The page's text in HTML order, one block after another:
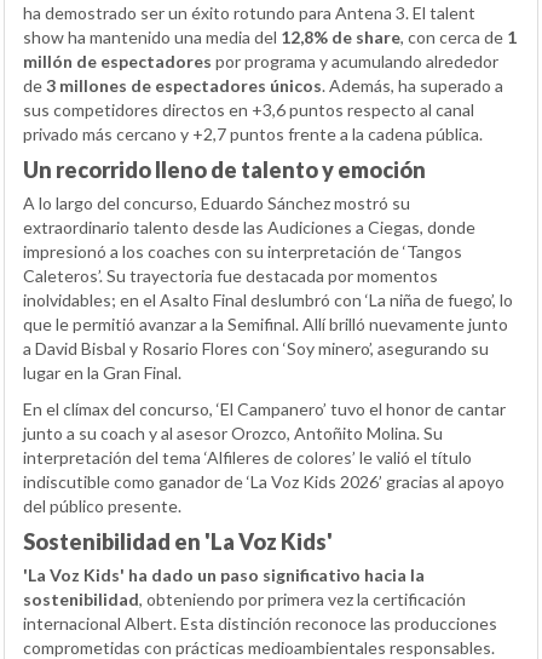
ha demostrado ser un éxito rotundo para Antena 3. El talent
show ha mantenido una media del 12,8% de share, con cerca de 1
millón de espectadores por programa y acumulando alrededor
de3 millones de espectadores únicos. Además, ha superado a
sus competidores directos en +3,6 puntos respecto al canal
privado más cercano y +2,7 puntos frente a la cadena pública.
Un recorrido lleno de talento y emoción
A lo largo del concurso, Eduardo Sánchez mostró su
extraordinario talento desde las Audiciones a Ciegas, donde
impresionó a los coaches con su interpretación de ‘Tangos
Caleteros’. Su trayectoria fue destacada por momentos
inolvidables; en el Asalto Final deslumbró con ‘La niña de fuego’, lo
que le permitió avanzar a la Semifinal. Allí brilló nuevamente junto
a David Bisbal y Rosario Flores con ‘Soy minero’, asegurando su
lugar en la Gran Final.
En el clímax del concurso, ‘El Campanero’ tuvo el honor de cantar
junto a su coach y al asesor Orozco, Antoñito Molina. Su
interpretación del tema ‘Alfileres de colores’ le valió el título
indiscutible como ganador de ‘La Voz Kids 2026’ gracias al apoyo
del público presente.
Sostenibilidad en 'La Voz Kids'
'La Voz Kids' ha dado un paso significativo hacia la
sostenibilidad, obteniendo por primera vez la certificación
internacional Albert. Esta distinción reconoce las producciones
comprometidas con prácticas medioambientales responsables.